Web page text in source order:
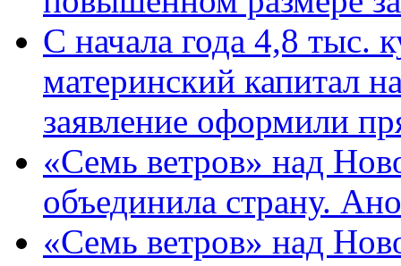
С начала года 4,8 тыс.
материнский капитал
заявление оформили
«Семь ветров» над
объединила страну.
«Семь ветров» над